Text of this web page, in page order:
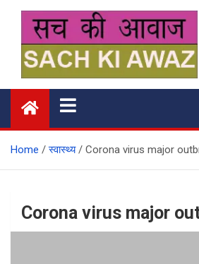
content
सच की आवाज
Home स्वास्थ्य Corona virus major
Corona virus major